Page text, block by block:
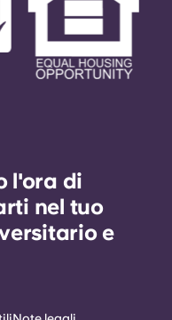
l'ora di
nel tuo
e